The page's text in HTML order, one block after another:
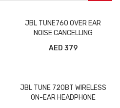
JBL TUNE760 OVER EAR
NOISE CANCELLING
BLACK -BMG
379 AED
JBL TUNE 720BT WIRELESS
ON-EAR HEADPHONE